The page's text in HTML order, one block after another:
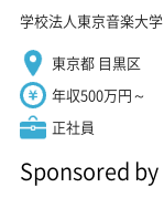
学校法人東京音楽大学
東京都 目黒区
年収500万円～
正社員
Sponsored by